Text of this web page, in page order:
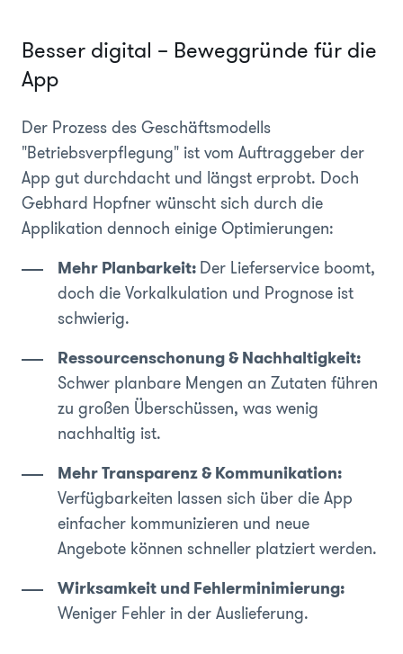
Besser digital – Beweggründe für die
App
Der Prozess des Geschäftsmodells
"Betriebsverpflegung" ist vom Auftraggeber der
App gut durchdacht und längst erprobt. Doch
Gebhard Hopfner wünscht sich durch die
Applikation dennoch einige Optimierungen:
Mehr Planbarkeit:Der Lieferservice boomt,
doch die Vorkalkulation und Prognose ist
schwierig.
Ressourcenschonung & Nachhaltigkeit:
Schwer planbare Mengen an Zutaten führen
zu großen Überschüssen, was wenig
nachhaltig ist.
Mehr Transparenz & Kommunikation:
Verfügbarkeiten lassen sich über die App
einfacher kommunizieren und neue
Angebote können schneller platziert werden.
Wirksamkeit und Fehlerminimierung:
Weniger Fehler in der Auslieferung.